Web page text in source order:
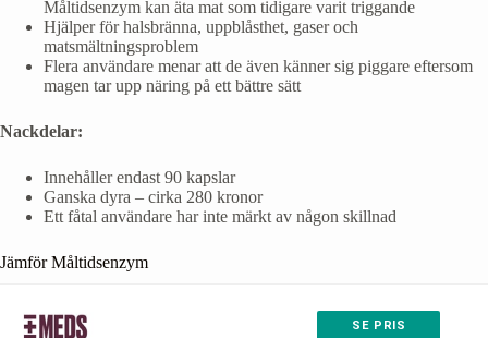
Måltidsenzym kan äta mat som tidigare varit triggande
Hjälper för halsbränna, uppblåsthet, gaser och
matsmältningsproblem
Flera användare menar att de även känner sig piggare eftersom
magen tar upp näring på ett bättre sätt
Nackdelar:
Innehåller endast 90 kapslar
Ganska dyra – cirka 280 kronor
Ett fåtal användare har inte märkt av någon skillnad
Jämför Måltidsenzym
SE PRIS